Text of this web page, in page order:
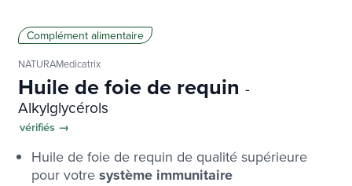
Complément alimentaire
NATURAMedicatrix
Huile de foie de requin -
Alkylglycérols
vérifiés →
Huile de foie de requin de qualité supérieure
pour votre système immunitaire